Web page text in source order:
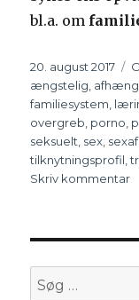
bl.a. om
Udgivet
20. august 2017
ængstelig
familiesystem
overgreb porno
seksuelt sex
tilknytningsprofil ,
Skriv kommentar
Søg